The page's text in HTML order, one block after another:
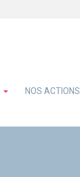
NOS ACTIONS